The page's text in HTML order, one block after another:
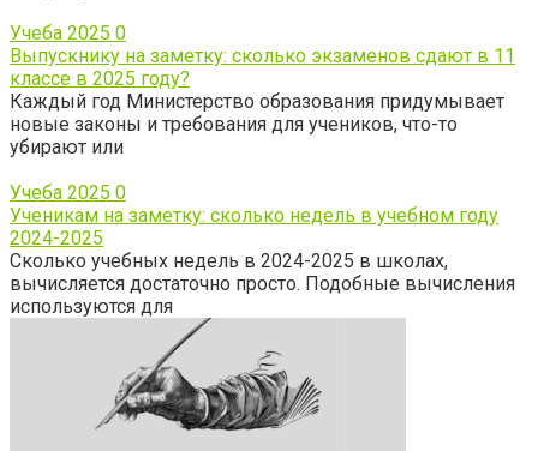
Учеба 2025 0
Выпускнику на заметку: сколько экзаменов сдают в 11
классе в 2025 году?
Каждый год Министерство образования придумывает
новые законы и требования для учеников, что-то
убирают или
Учеба 2025 0
Ученикам на заметку: сколько недель в учебном году
2024-2025
Сколько учебных недель в 2024-2025 в школах,
вычисляется достаточно просто. Подобные вычисления
используются для